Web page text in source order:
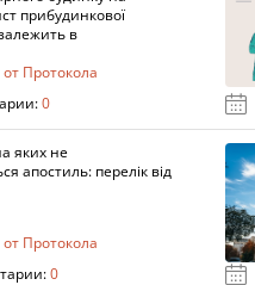
прибудинкової
в
Протокола
0
яких не
апостиль: перелік від
Протокола
0